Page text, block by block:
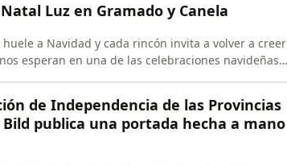
Luz en Gramado y Canela
a Navidad y cada rincón invita a volver a creer
esperan en una de las celebraciones navideñas
de Independencia de las Provincias
publica una portada hecha a mano